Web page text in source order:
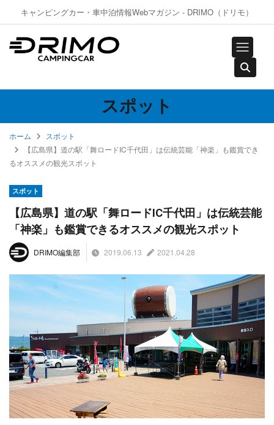
キャンピングカー・車中泊情報Webマガジン - DRIMO（ドリモ）
スポット
ホーム
スポット
【広島県】道の駅「舞ロードIC千代田」は伝統芸能「神楽」も鑑賞でき
るオススメの観光スポット
スポット
【広島県】道の駅「舞ロードIC千代田」は伝統芸能
「神楽」も鑑賞できるオススメの観光スポット
DRIMO編集部 2019.06.13 2021.04.28